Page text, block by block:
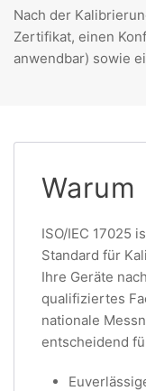
Nach der
Zertifikat, einen
anwendbar) sowie
Warum
ISO/IEC 17025
Standard für
Ihre Geräte
qualifiziertes
nationale
entscheidend